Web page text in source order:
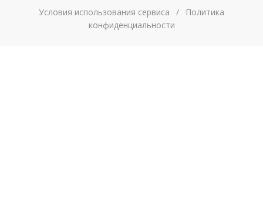
Условия использования сервиса
/
Политика
конфиденциальности